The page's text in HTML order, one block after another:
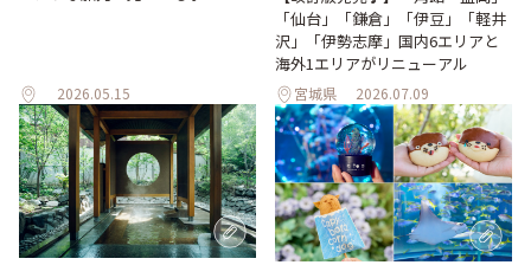
2026.05.15
「仙台」「鎌倉」「伊豆」「軽井
沢」「伊勢志摩」国内6エリアと
海外1エリアがリニューアル
宮城県 2026.07.09